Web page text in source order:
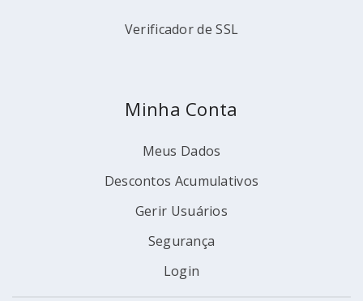
Verificador de SSL
Minha Conta
Meus Dados
Descontos Acumulativos
Gerir Usuários
Segurança
Login